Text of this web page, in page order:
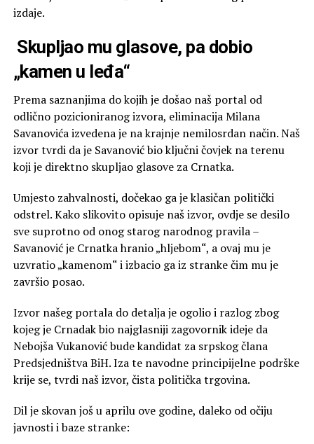
izdaje.
Skupljao mu glasove, pa dobio
„kamen u leđa“
Prema saznanjima do kojih je došao naš portal od
odlično pozicioniranog izvora, eliminacija Milana
Savanovića izvedena je na krajnje nemilosrdan način. Naš
izvor tvrdi da je Savanović bio ključni čovjek na terenu
koji je direktno skupljao glasove za Crnatka.
Umjesto zahvalnosti, dočekao ga je klasičan politički
odstrel. Kako slikovito opisuje naš izvor, ovdje se desilo
sve suprotno od onog starog narodnog pravila –
Savanović je Crnatka hranio „hljebom“, a ovaj mu je
uzvratio „kamenom“ i izbacio ga iz stranke čim mu je
završio posao.
Izvor našeg portala do detalja je ogolio i razlog zbog
kojeg je Crnadak bio najglasniji zagovornik ideje da
Nebojša Vukanović bude kandidat za srpskog člana
Predsjedništva BiH. Iza te navodne principijelne podrške
krije se, tvrdi naš izvor, čista politička trgovina.
Dil je skovan još u aprilu ove godine, daleko od očiju
javnosti i baze stranke: